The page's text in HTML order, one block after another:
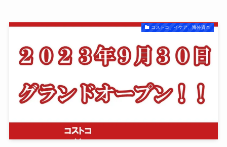
コストコ、イケア、海外資本